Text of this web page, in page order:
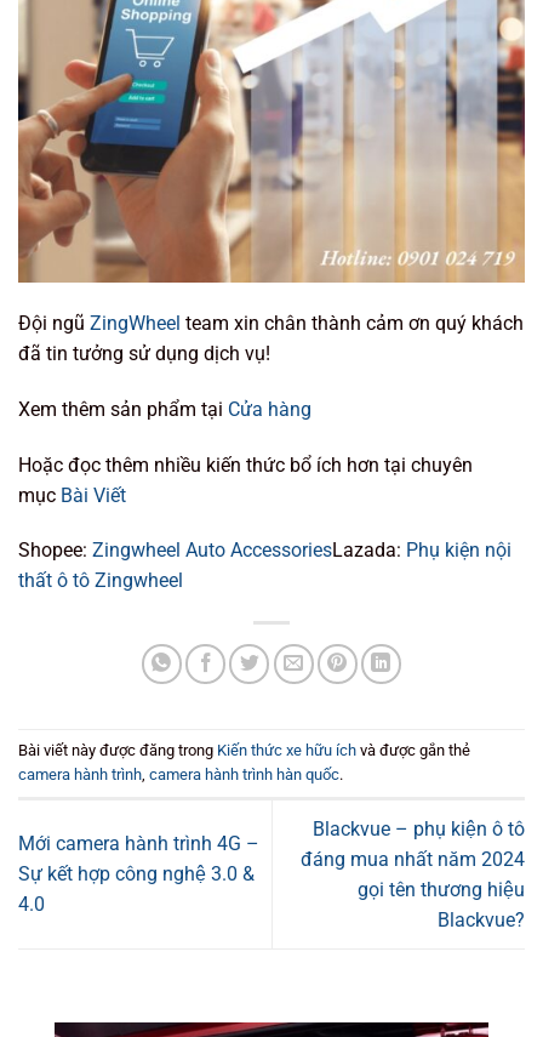
Đội ngũ ZingWheel team xin chân thành cảm ơn quý khách
đã tin tưởng sử dụng dịch vụ!
Xem thêm sản phẩm tại Cửa hàng
Hoặc đọc thêm nhiều kiến thức bổ ích hơn tại chuyên
mục Bài Viết
Shopee: Zingwheel Auto AccessoriesLazada: Phụ kiện nội
thất ô tô Zingwheel
Bài viết này được đăng trong Kiến thức xe hữu ích và được gắn thẻ
camera hành trình camera hành trình hàn quốc.
Mới camera hành trình 4G –
Sự kết hợp công nghệ 3.0 &
4.0
Blackvue – phụ kiện ô tô
đáng mua nhất năm 2024
gọi tên thương hiệu
Blackvue?